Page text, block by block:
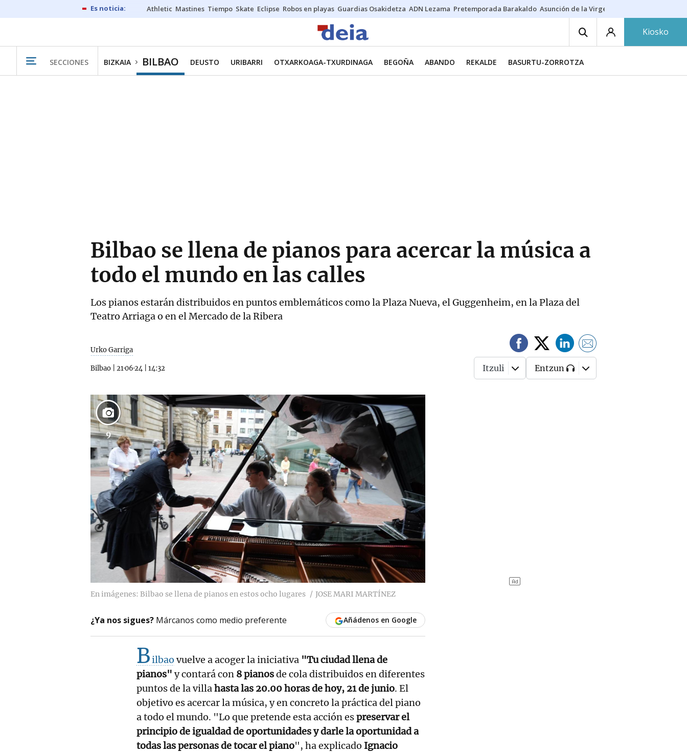
Athletic Mastines Tiempo Skate Eclipse Robos en playas Guardias Osakidetza ADN Lezama Pretemporada Barakaldo Asunción de la Virgen
Kiosko
SECCIONES BIZKAIA BILBAO DEUSTO URIBARRI OTXARKOAGA-TXURDINAGA BEGOÑA ABANDO REKALDE BASURTU-ZORROTZA
Bilbao se llena de pianos para acercar la música a
todo el mundo en las calles
Los pianos estarán distribuidos en puntos emblemáticos como la Plaza Nueva, el Guggenheim, en la Plaza del
Teatro Arriaga o en el Mercado de la Ribera
Urko Garriga
Bilbao 21·06·24 14:32 Itzuli Entzun
9
En imágenes: Bilbao se llena de pianos en estos ocho lugares JOSE MARI MARTÍNEZ
¿Ya nos sigues? Márcanos como medio preferente Añádenos en Google
Bilbao vuelve a acoger la iniciativa "Tu ciudad llena de
pianos" y contará con 8 pianosde cola distribuidos en diferentes
puntos de la villahasta las 20.00 horas de hoy, 21 de junio. El
objetivo es acercar la música, y en concreto la práctica del piano
a todo el mundo. "Lo que pretende esta acción espreservar el
principio de igualdad de oportunidades y darle la oportunidad a
todas las personas de tocar el piano", ha explicado Ignacio